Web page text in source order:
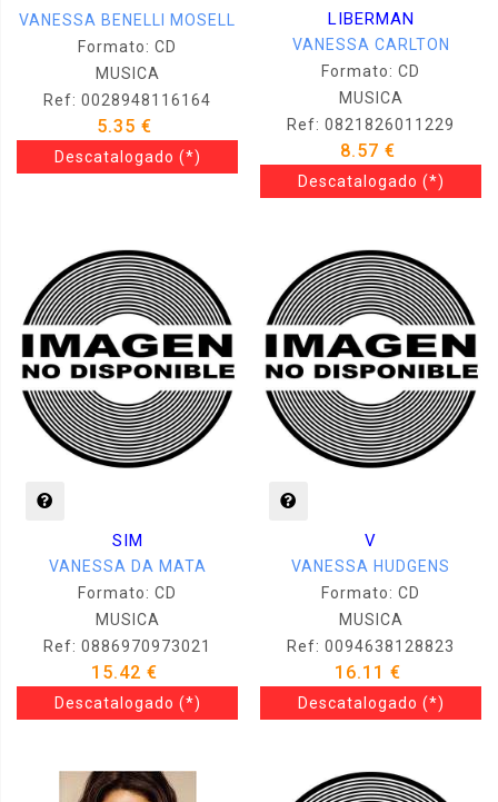
VANESSA BENELLI MOSELL
Formato: CD
MUSICA
Ref: 0028948116164
5.35 €
Descatalogado (*)
LIBERMAN
VANESSA CARLTON
Formato: CD
MUSICA
Ref: 0821826011229
8.57 €
Descatalogado (*)
SIM
VANESSA DA MATA
Formato: CD
MUSICA
Ref: 0886970973021
15.42 €
Descatalogado (*)
V
VANESSA HUDGENS
Formato: CD
MUSICA
Ref: 0094638128823
16.11 €
Descatalogado (*)